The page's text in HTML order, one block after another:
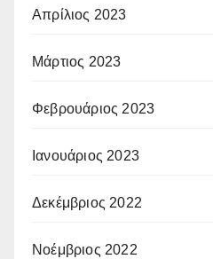
Απρίλιος 2023
Μάρτιος 2023
Φεβρουάριος 2023
Ιανουάριος 2023
Δεκέμβριος 2022
Νοέμβριος 2022